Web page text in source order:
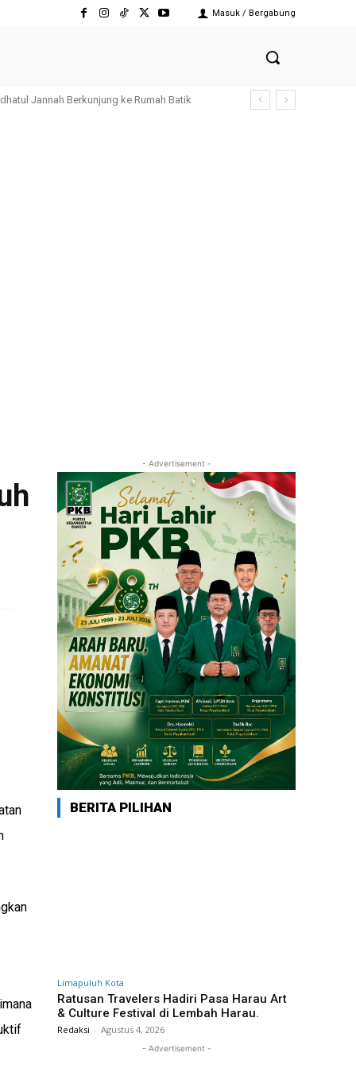
Masuk / Bergabung
Jannah Berkunjung ke Rumah Batik
Bencana
- Advertisement -
BERITA PILIHAN
Limapuluh Kota
Ratusan Travelers Hadiri Pasa Harau Art
& Culture Festival di Lembah Harau.
Redaksi - Agustus 4, 2026
- Advertisement -